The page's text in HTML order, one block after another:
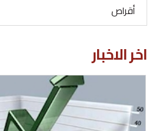
أقراص
اخر الاخبار